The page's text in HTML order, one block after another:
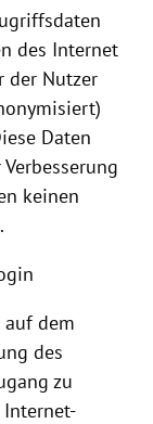
des Internet
der Nutzer
Daten
keinen
auf dem
des
zu